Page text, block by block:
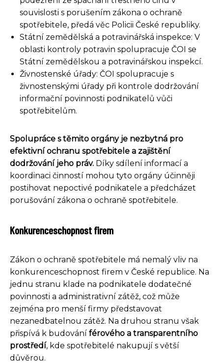
souvislosti s porušením zákona o ochraně
spotřebitele, předá věc Policii České republiky.
Státní zemědělská a potravinářská inspekce: V
oblasti kontroly potravin spolupracuje ČOI se
Státní zemědělskou a potravinářskou inspekcí.
Živnostenské úřady: ČOI spolupracuje s
živnostenskými úřady při kontrole dodržování
informační povinnosti podnikatelů vůči
spotřebitelům.
Spolupráce s těmito orgány je nezbytná pro
efektivní ochranu spotřebitele a zajištění
dodržování jeho práv. Díky sdílení informací a
koordinaci činností mohou tyto orgány účinněji
postihovat nepoctivé podnikatele a předcházet
porušování zákona o ochraně spotřebitele.
Konkurenceschopnost firem
Zákon o ochraně spotřebitele má nemalý vliv na
konkurenceschopnost firem v České republice. Na
jednu stranu klade na podnikatele dodatečné
povinnosti a administrativní zátěž, což může
zejména pro menší firmy představovat
nezanedbatelnou zátěž. Na druhou stranu však
přispívá k budování férového a transparentního
prostředí, kde spotřebitelé nakupují s větší
důvěrou.